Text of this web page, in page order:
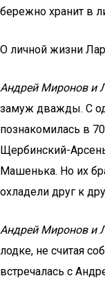
бережно хранит в
О личной жизни
Андрей Миронов и
замуж дважды. С
познакомилась в
Щербинский-
Машенька. Но их
охладели друг к
Андрей Миронов и
лодке, не считая
встречалась с